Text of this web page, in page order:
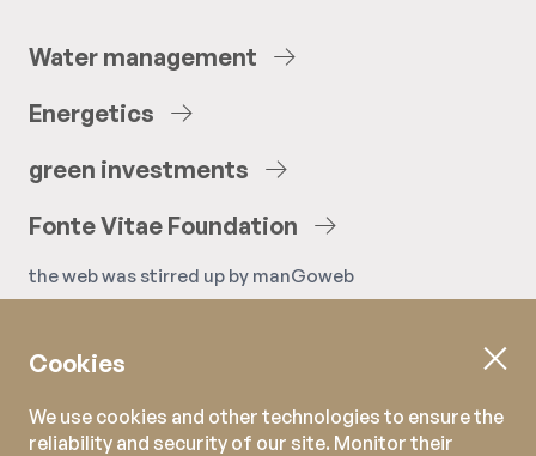
Water management
Energetics
green investments
FonteVitae Foundation
the web was stirred up by manGoweb
Cookies
We use cookies and other technologies to ensure the
reliability and security of our site. Monitor their